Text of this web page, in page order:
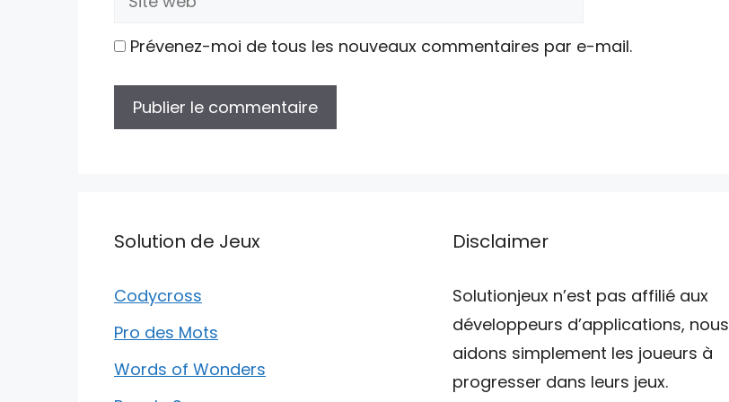
Prévenez-moi de tous les nouveaux commentaires par e-mail.
Solution de Jeux
Codycross
Pro des Mots
Words of Wonders
Disclaimer
Solutionjeux n’est pas affilié aux
développeurs d’applications, nous
aidons simplement les joueurs à
progresser dans leurs jeux.